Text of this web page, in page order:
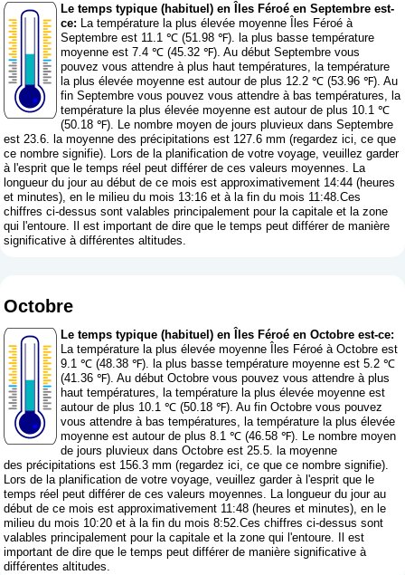
Le temps typique (habituel) en Îles Féroé en Septembre est-
ce: La température la plus élevée moyenne Îles Féroé à
Septembre est 11.1 ℃ (51.98 ℉). la plus basse température
moyenne est 7.4 ℃ (45.32 ℉). Au début Septembre vous
pouvez vous attendre à plus haut températures, la température
la plus élevée moyenne est autour de plus 12.2 ℃ (53.96 ℉). Au
fin Septembre vous pouvez vous attendre à bas températures, la
température la plus élevée moyenne est autour de plus 10.1 ℃
(50.18 ℉). Le nombre moyen de jours pluvieux dans Septembre
est 23.6. la moyenne des précipitations est 127.6 mm (regardez ici, ce que
ce nombre signifie). Lors de la planification de votre voyage, veuillez garder
à l'esprit que le temps réel peut différer de ces valeurs moyennes. La
longueur du jour au début de ce mois est approximativement 14:44 (heures
et minutes), en le milieu du mois 13:16 et à la fin du mois 11:48.Ces
chiffres ci-dessus sont valables principalement pour la capitale et la zone
qui l'entoure. Il est important de dire que le temps peut différer de manière
significative à différentes altitudes.
Octobre
Le temps typique (habituel) en Îles Féroé en Octobre est-ce:
La température la plus élevée moyenne Îles Féroé à Octobre est
9.1 ℃ (48.38 ℉). la plus basse température moyenne est 5.2 ℃
(41.36 ℉). Au début Octobre vous pouvez vous attendre à plus
haut températures, la température la plus élevée moyenne est
autour de plus 10.1 ℃ (50.18 ℉). Au fin Octobre vous pouvez
vous attendre à bas températures, la température la plus élevée
moyenne est autour de plus 8.1 ℃ (46.58 ℉). Le nombre moyen
de jours pluvieux dans Octobre est 25.5. la moyenne
des précipitations est 156.3 mm (regardez ici, ce que ce nombre signifie).
Lors de la planification de votre voyage, veuillez garder à l'esprit que le
temps réel peut différer de ces valeurs moyennes. La longueur du jour au
début de ce mois est approximativement 11:48 (heures et minutes), en le
milieu du mois 10:20 et à la fin du mois 8:52.Ces chiffres ci-dessus sont
valables principalement pour la capitale et la zone qui l'entoure. Il est
important de dire que le temps peut différer de manière significative à
différentes altitudes.